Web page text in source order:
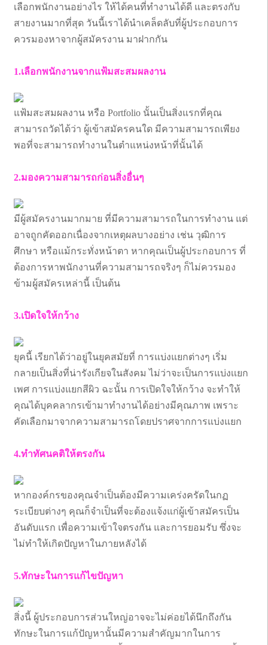
เลือกพนักงานอย่างไร ให้ได้คนที่ทำงานได้ดี และตรงกับ
สายงานมากที่สุด วันนี้เราได้นำเคล็ดลับที่ผู้ประกอบการ
ควรมองหาจากผู้สมัครงาน มาฝากกัน
1.เลือกพนักงานจากแฟ้มสะสมผลงาน
แฟ้มสะสมผลงาน หรือ Portfolio นั้นเป็นสิ่งแรกที่คุณ
สามารถวัดได้ว่า ผู้เข้าสมัครคนใด มีความสามารถเพียง
พอที่จะสามารถทำงานในตำแหน่งหน้าที่นั้นได้
2.มองความสามารถก่อนสิ่งอื่นๆ
มีผู้สมัครงานมากมาย ที่มีความสามารถในการทำงาน แต่
อาจถูกคัดออกเนื่องจากเหตุผลบางอย่าง เช่น วุฒิการ
ศึกษา หรือแม้กระทั่งหน้าตา หากคุณเป็นผู้ประกอบการ ที่
ต้องการหาพนักงานที่ความสามารถจริงๆ ก็ไม่ควรมอง
ข้ามผู้สมัครเหล่านี้ เป็นต้น
3.เปิดใจให้กว้าง
ยุคนี้ เรียกได้ว่าอยู่ในยุคสมัยที่ การแบ่งแยกต่างๆ เริ่ม
กลายเป็นสิ่งที่น่ารังเกียจในสังคม ไม่ว่าจะเป็นการแบ่งเเยก
เพศ การแบ่งแยกสีผิว ฉะนั้น การเปิดใจให้กว้าง จะทำให้
คุณได้บุคคลากรเข้ามาทำงานได้อย่างมีคุณภาพ เพราะ
คัดเลือกมาจากความสามารถโดยปราศจากการแบ่งแยก
4.ทำทัศนคติให้ตรงกัน
หากองค์กรของคุณจำเป็นต้องมีความเคร่งครัดในกฏ
ระเบียบต่างๆ คุณก็จำเป็นที่จะต้องแจ้งแก่ผู้เข้าสมัครเป็น
อันดับแรก เพื่อความเข้าใจตรงกัน และการยอมรับ ซึ่งจะ
ไม่ทำให้เกิดปัญหาในภายหลังได้
5.ทักษะในการแก้ไขปัญหา
สิ่งนี้ ผู้ประกอบการส่วนใหญ่อาจจะไม่ค่อยได้นึกถึงกัน
ทักษะในการแก้ปัญหานั้นมีความสำคัญมากในการ